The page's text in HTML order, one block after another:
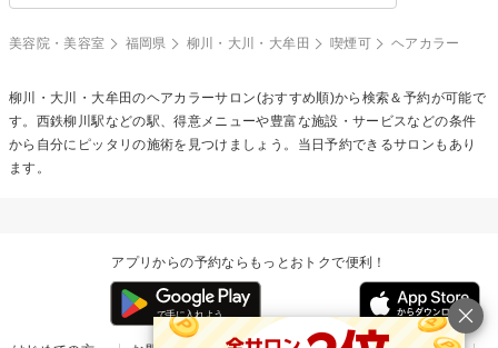
美容院・美容室 福岡県 柳川・大川・大牟田 喫煙可 ヘアカラー
柳川・大川・大牟田のヘアカラーサロン(おすすめ順)から検索＆予約が可能で
す。西鉄柳川駅などの駅、得意メニューや豊富な施設・サービスなどの条件
から自分にピッタリの施術を見つけましょう。当日予約できるサロンもあり
ます。
アプリからの予約ならもっとおトクで便利！